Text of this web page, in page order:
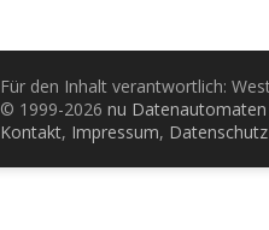
Für den Inhalt verantwortlich:
© 1999-2026 nu
Kontakt, Impressum, Datenschutz